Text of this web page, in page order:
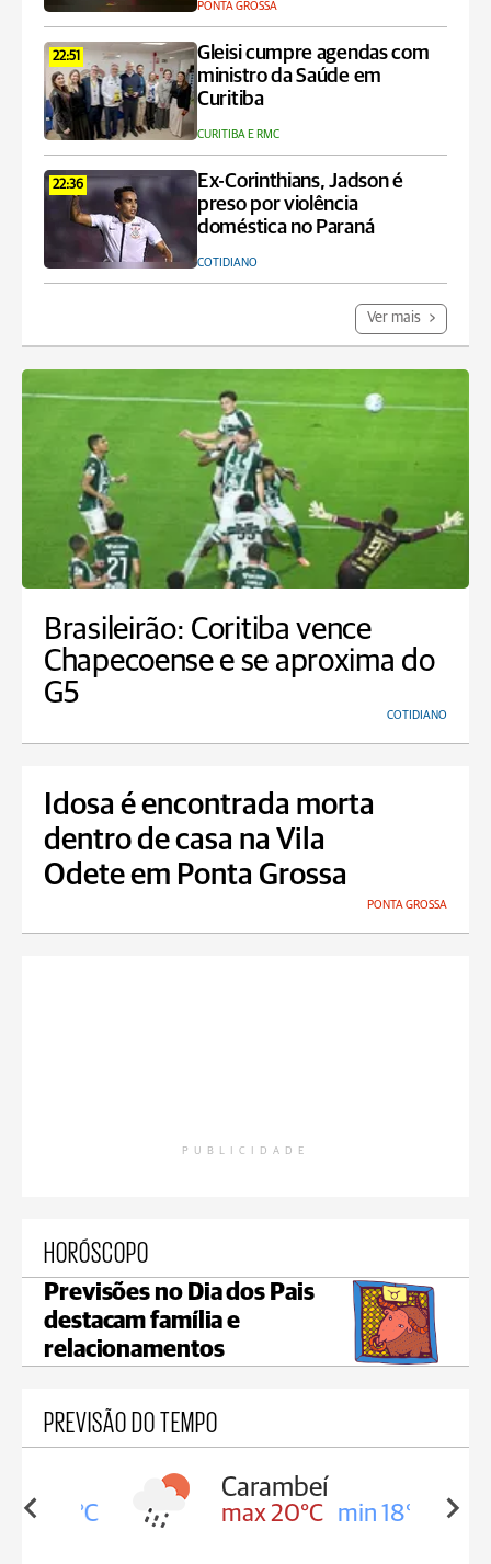
PONTA GROSSA
22:51
Gleisi cumpre agendas com
ministro da Saúde em
Curitiba
CURITIBA E RMC
22:36
Ex-Corinthians, Jadson é
preso por violência
doméstica no Paraná
COTIDIANO
Ver mais
Brasileirão: Coritiba vence
Chapecoense e se aproxima do
G5
COTIDIANO
Idosa é encontrada morta
dentro de casa na Vila
Odete em Ponta Grossa
PONTA GROSSA
PUBLICIDADE
HORÓSCOPO
Previsões no Dia dos Pais
destacam família e
relacionamentos
PREVISÃO DO TEMPO
18°C
Carambeí
max 20°C min 18°C